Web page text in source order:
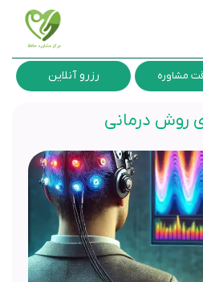
روش درمانی
مشاوره رزرو آنلاین